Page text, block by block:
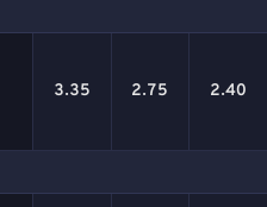
3.35 2.75 2.40